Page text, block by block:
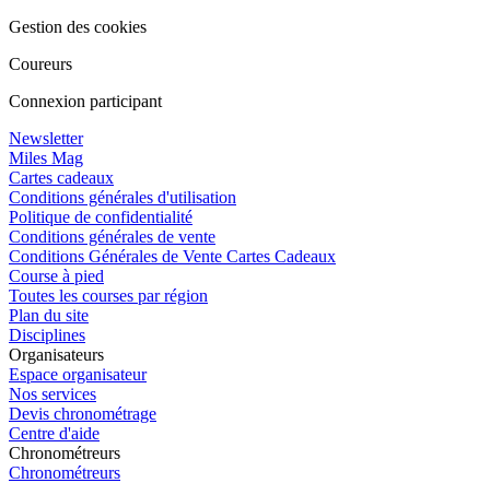
Gestion des cookies
Coureurs
Connexion participant
Newsletter
Miles Mag
Cartes cadeaux
Conditions générales d'utilisation
Politique de confidentialité
Conditions générales de vente
Conditions Générales de Vente Cartes Cadeaux
Course à pied
Toutes les courses par région
Plan du site
Disciplines
Organisateurs
Espace organisateur
Nos services
Devis chronométrage
Centre d'aide
Chronométreurs
Chronométreurs